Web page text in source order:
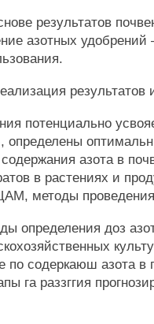
результатов
азотных
результатов
потенциально
определены
азота в
в растениях и
методы
определения доз
по содеркаюш азота в
га раззггия